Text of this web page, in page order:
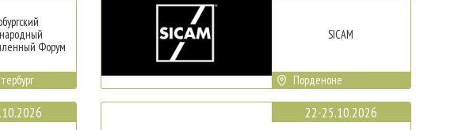
Форум
SICAM
Порденоне
22-25.10.2026